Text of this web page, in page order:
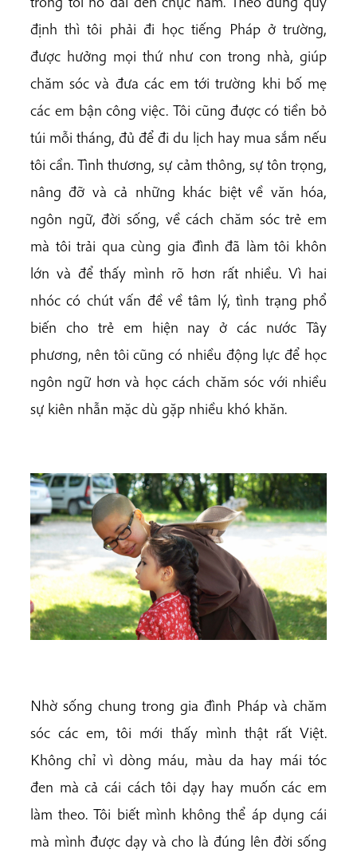
định thì tôi phải đi học tiếng Pháp ở trường,
được hưởng mọi thứ như con trong nhà, giúp
chăm sóc và đưa các em tới trường khi bố mẹ
các em bận công việc. Tôi cũng được có tiền bỏ
túi mỗi tháng, đủ để đi du lịch hay mua sắm nếu
tôi cần. Tình thương, sự cảm thông, sự tôn trọng,
nâng đỡ và cả những khác biệt về văn hóa,
ngôn ngữ, đời sống, về cách chăm sóc trẻ em
mà tôi trải qua cùng gia đình đã làm tôi khôn
lớn và để thấy mình rõ hơn rất nhiều. Vì hai
nhóc có chút vấn đề về tâm lý, tình trạng phổ
biến cho trẻ em hiện nay ở các nước Tây
phương, nên tôi cũng có nhiều động lực để học
ngôn ngữ hơn và học cách chăm sóc với nhiều
sự kiên nhẫn mặc dù gặp nhiều khó khăn.
Nhờ sống chung trong gia đình Pháp và chăm
sóc các em, tôi mới thấy mình thật rất Việt.
Không chỉ vì dòng máu, màu da hay mái tóc
đen mà cả cái cách tôi dạy hay muốn các em
làm theo. Tôi biết mình không thể áp dụng cái
mà mình được dạy và cho là đúng lên đời sống